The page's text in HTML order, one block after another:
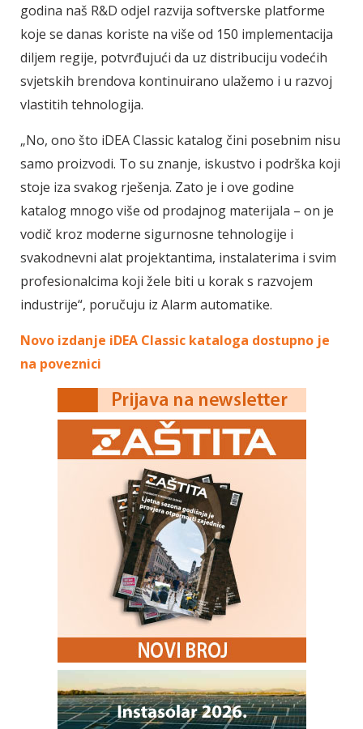
godina naš R&D odjel razvija softverske platforme
koje se danas koriste na više od 150 implementacija
diljem regije, potvrđujući da uz distribuciju vodećih
svjetskih brendova kontinuirano ulažemo i u razvoj
vlastitih tehnologija.
„No, ono što iDEA Classic katalog čini posebnim nisu
samo proizvodi. To su znanje, iskustvo i podrška koji
stoje iza svakog rješenja. Zato je i ove godine
katalog mnogo više od prodajnog materijala – on je
vodič kroz moderne sigurnosne tehnologije i
svakodnevni alat projektantima, instalaterima i svim
profesionalcima koji žele biti u korak s razvojem
industrije“, poručuju iz Alarm automatike.
Novo izdanje iDEA Classic kataloga dostupno je
na poveznici